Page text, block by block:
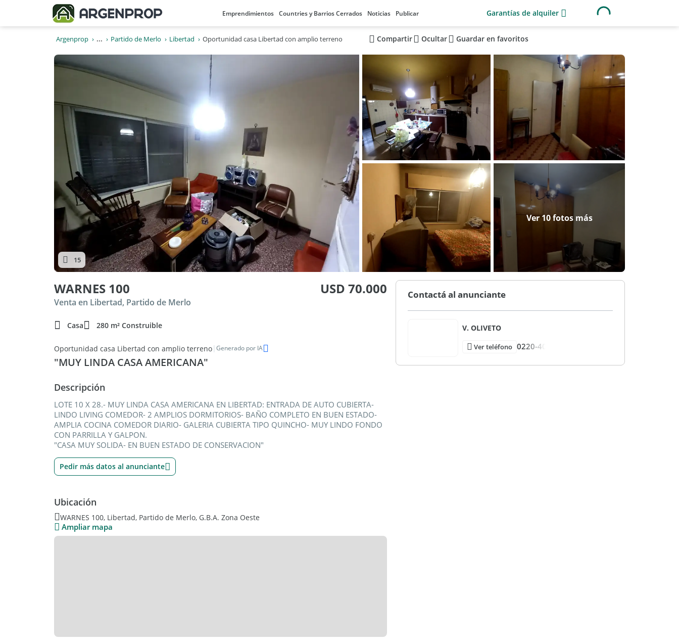
Emprendimientos Countries y Barrios Cerrados Noticias Publicar Garantías de alquiler
Argenprop ... Partido de Merlo Libertad Oportunidad casa Libertad con amplio terreno Compartir Ocultar Guardar en favoritos
Ver 10 fotos más
15
WARNES 100 USD 70.000
Venta en Libertad, Partido de Merlo
Casa 280 m² Construible
Oportunidad casa Libertad con amplio terreno| Generado por IA
"MUY LINDA CASA AMERICANA"
Descripción
LOTE 10 X 28.- MUY LINDA CASA AMERICANA EN LIBERTAD: ENTRADA DE AUTO CUBIERTA-
LINDO LIVING COMEDOR- 2 AMPLIOS DORMITORIOS- BAÑO COMPLETO EN BUEN ESTADO-
AMPLIA COCINA COMEDOR DIARIO- GALERIA CUBIERTA TIPO QUINCHO- MUY LINDO FONDO
CON PARRILLA Y GALPON.
"CASA MUY SOLIDA- EN BUEN ESTADO DE CONSERVACION"
Pedir más datos al anunciante
Ubicación
WARNES 100, Libertad, Partido de Merlo, G.B.A. Zona Oeste
Ampliar mapa
Contactá al anunciante
V. OLIVETO
Ver teléfono 0220-40